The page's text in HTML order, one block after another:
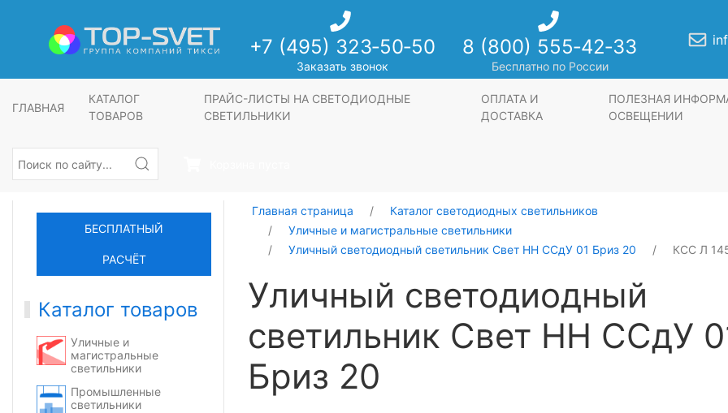
+7 (495) 323‑50‑50
Заказать звонок
8 (800) 555‑42‑33
Бесплатно по России
ГЛАВНАЯ
КАТАЛОГ
ТОВАРОВ
ПРАЙС-ЛИСТЫ НА СВЕТОДИОДНЫЕ
СВЕТИЛЬНИКИ
ОПЛАТА И
ДОСТАВКА
ПОЛЕЗНАЯ
ОСВЕЩЕНИИ
БЕСПЛАТНЫЙ
РАСЧЁТ
Каталог товаров
Уличные и
магистральные
светильники
Промышленные
светильники
Главная страница
Каталог светодиодных светильников
Уличные и магистральные светильники
Уличный светодиодный светильник Свет НН ССдУ 01 Бриз 20
КСС Л
Уличный светодиодный
светильник Свет НН ССдУ
Бриз 20